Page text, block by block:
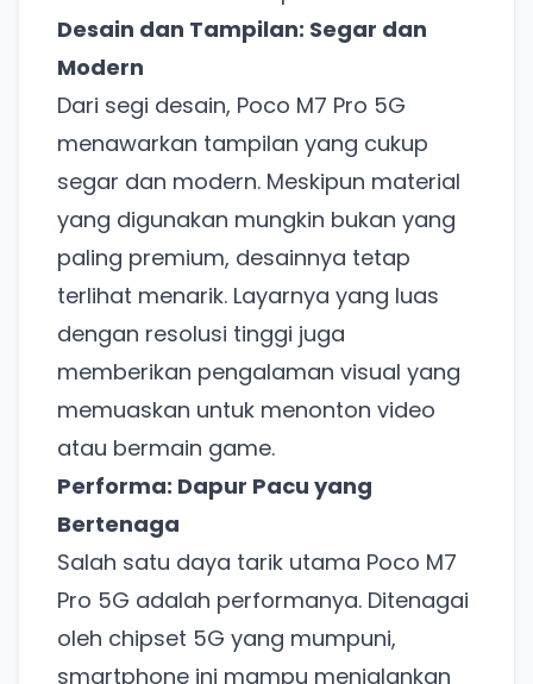
Desain dan Tampilan: Segar dan
Modern
Dari segi desain, Poco M7 Pro 5G
menawarkan tampilan yang cukup
segar dan modern. Meskipun material
yang digunakan mungkin bukan yang
paling premium, desainnya tetap
terlihat menarik. Layarnya yang luas
dengan resolusi tinggi juga
memberikan pengalaman visual yang
memuaskan untuk menonton video
atau bermain game.
Performa: Dapur Pacu yang
Bertenaga
Salah satu daya tarik utama Poco M7
Pro 5G adalah performanya. Ditenagai
oleh chipset 5G yang mumpuni,
smartphone ini mampu menjalankan